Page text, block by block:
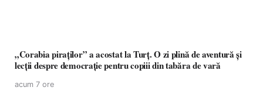
„Corabia piraților” a acostat la Turț. O zi plină de aventură și
lecții despre democrație pentru copiii din tabăra de vară
acum 7 ore